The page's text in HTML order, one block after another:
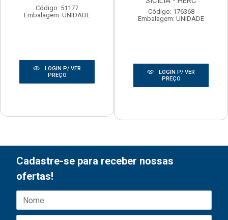
Código: 51177
Embalagem: UNIDADE
LOGIN P/ VER
PREÇO
Código: 176368
Embalagem: UNIDADE
LOGIN P/ VER
PREÇO
Cadastre-se para receber nossas
ofertas!